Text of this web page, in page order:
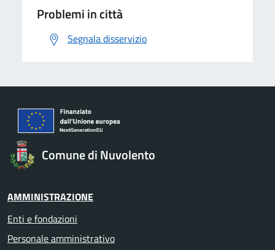
Problemi in città
Segnala disservizio
Comune di Nuvolento
AMMINISTRAZIONE
Enti e fondazioni
Personale amministrativo